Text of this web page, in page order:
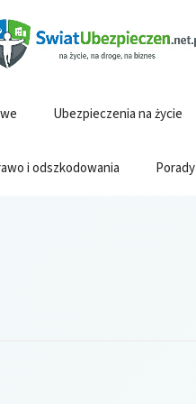
Ubezpieczenia na życie
i odszkodowania Porady